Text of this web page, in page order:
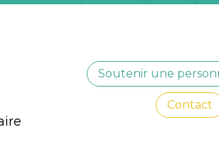
Soutenir une
Contact